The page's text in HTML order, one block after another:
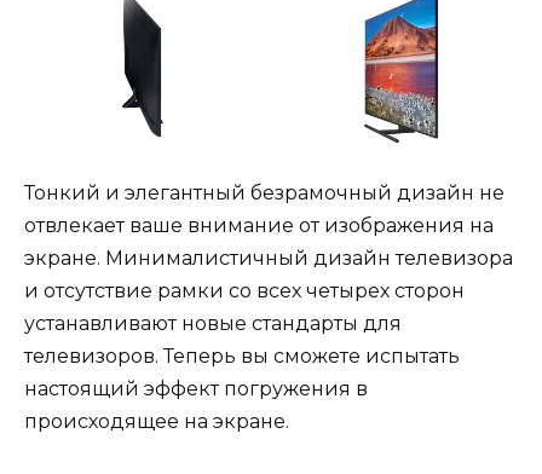
Тонкий и элегантный безрамочный дизайн не
отвлекает ваше внимание от изображения на
экране. Минималистичный дизайн телевизора
и отсутствие рамки со всех четырех сторон
устанавливают новые стандарты для
телевизоров. Теперь вы сможете испытать
настоящий эффект погружения в
происходящее на экране.